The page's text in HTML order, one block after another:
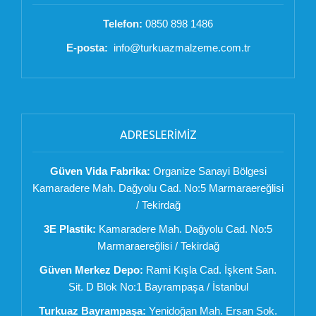
Telefon: 0850 898 1486
E-posta: info@turkuazmalzeme.com.tr
ADRESLERİMİZ
Güven Vida Fabrika: Organize Sanayi Bölgesi
Kamaradere Mah. Dağyolu Cad. No:5 Marmaraereğlisi
/ Tekirdağ
3E Plastik: Kamaradere Mah. Dağyolu Cad. No:5
Marmaraereğlisi / Tekirdağ
Güven Merkez Depo: Rami Kışla Cad. İşkent San.
Sit. D Blok No:1 Bayrampaşa / İstanbul
Turkuaz Bayrampaşa: Yenidoğan Mah. Ersan Sok.